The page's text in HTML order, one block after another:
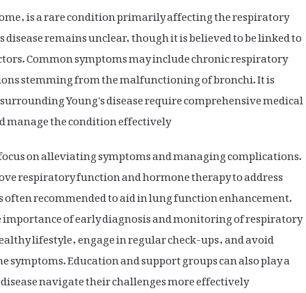
is a rare condition primarily affecting the respiratory
remains unclear, though it is believed to be linked to
Common symptoms may include chronic respiratory
stemming from the malfunctioning of bronchi. It is
Young's disease require comprehensive medical
the condition effectively.
on alleviating symptoms and managing complications.
respiratory function and hormone therapy to address
recommended to aid in lung function enhancement.
of early diagnosis and monitoring of respiratory
lifestyle, engage in regular check-ups, and avoid
Education and support groups can also play a
navigate their challenges more effectively.